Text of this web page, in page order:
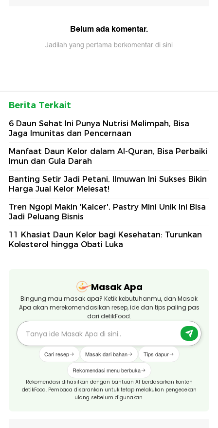
Belum ada komentar.
Jadilah yang pertama berkomentar di sini
Berita Terkait
6 Daun Sehat Ini Punya Nutrisi Melimpah, Bisa
Jaga Imunitas dan Pencernaan
Manfaat Daun Kelor dalam Al-Quran, Bisa Perbaiki
Imun dan Gula Darah
Banting Setir Jadi Petani, Ilmuwan Ini Sukses Bikin
Harga Jual Kelor Melesat!
Tren Ngopi Makin 'Kalcer', Pastry Mini Unik Ini Bisa
Jadi Peluang Bisnis
11 Khasiat Daun Kelor bagi Kesehatan: Turunkan
Kolesterol hingga Obati Luka
Masak Apa
Bingung mau masak apa? Ketik kebutuhanmu, dan Masak
Apa akan merekomendasikan resep, ide dan tips paling pas
dari detikFood.
Cari resep Masak dari bahan Tips dapur
Rekomendasi menu berbuka
Rekomendasi dihasilkan dengan bantuan AI berdasarkan konten
detikFood. Pembaca disarankan untuk tetap melakukan pengecekan
ulang sebelum digunakan.